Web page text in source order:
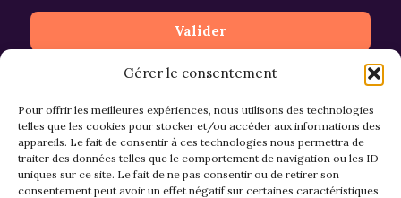
Gérer le consentement
Pour offrir les meilleures expériences, nous utilisons des technologies
telles que les cookies pour stocker et/ou accéder aux informations des
appareils. Le fait de consentir à ces technologies nous permettra de
traiter des données telles que le comportement de navigation ou les ID
uniques sur ce site. Le fait de ne pas consentir ou de retirer son
consentement peut avoir un effet négatif sur certaines caractéristiques
CGV et Retours